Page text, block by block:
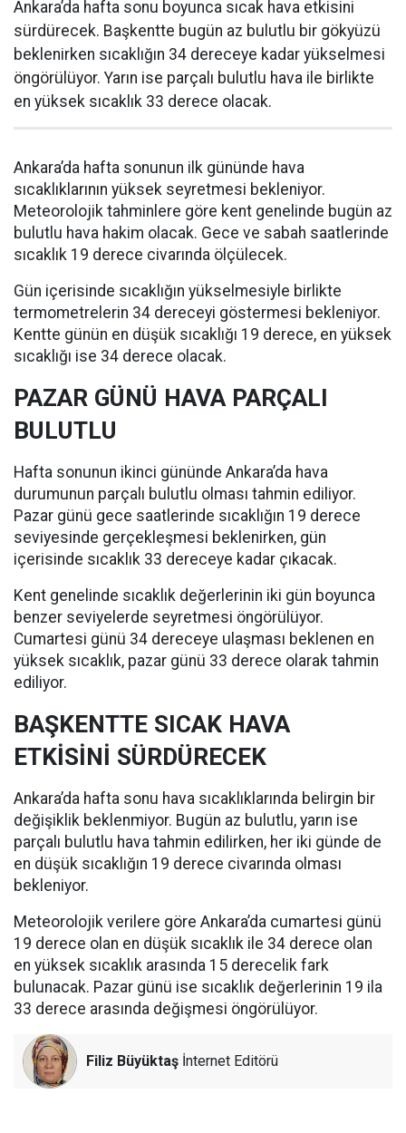
Ankara’da hafta sonu boyunca sıcak hava etkisini
sürdürecek. Başkentte bugün az bulutlu bir gökyüzü
beklenirken sıcaklığın 34 dereceye kadar yükselmesi
öngörülüyor. Yarın ise parçalı bulutlu hava ile birlikte
en yüksek sıcaklık 33 derece olacak.
Ankara’da hafta sonunun ilk gününde hava
sıcaklıklarının yüksek seyretmesi bekleniyor.
Meteorolojik tahminlere göre kent genelinde bugün az
bulutlu hava hakim olacak. Gece ve sabah saatlerinde
sıcaklık 19 derece civarında ölçülecek.
Gün içerisinde sıcaklığın yükselmesiyle birlikte
termometrelerin 34 dereceyi göstermesi bekleniyor.
Kentte günün en düşük sıcaklığı 19 derece, en yüksek
sıcaklığı ise 34 derece olacak.
PAZAR GÜNÜ HAVA PARÇALI
BULUTLU
Hafta sonunun ikinci gününde Ankara’da hava
durumunun parçalı bulutlu olması tahmin ediliyor.
Pazar günü gece saatlerinde sıcaklığın 19 derece
seviyesinde gerçekleşmesi beklenirken, gün
içerisinde sıcaklık 33 dereceye kadar çıkacak.
Kent genelinde sıcaklık değerlerinin iki gün boyunca
benzer seviyelerde seyretmesi öngörülüyor.
Cumartesi günü 34 dereceye ulaşması beklenen en
yüksek sıcaklık, pazar günü 33 derece olarak tahmin
ediliyor.
BAŞKENTTE SICAK HAVA
ETKİSİNİ SÜRDÜRECEK
Ankara’da hafta sonu hava sıcaklıklarında belirgin bir
değişiklik beklenmiyor. Bugün az bulutlu, yarın ise
parçalı bulutlu hava tahmin edilirken, her iki günde de
en düşük sıcaklığın 19 derece civarında olması
bekleniyor.
Meteorolojik verilere göre Ankara’da cumartesi günü
19 derece olan en düşük sıcaklık ile 34 derece olan
en yüksek sıcaklık arasında 15 derecelik fark
bulunacak. Pazar günü ise sıcaklık değerlerinin 19 ila
33 derece arasında değişmesi öngörülüyor.
Filiz Büyüktaş İnternet Editörü